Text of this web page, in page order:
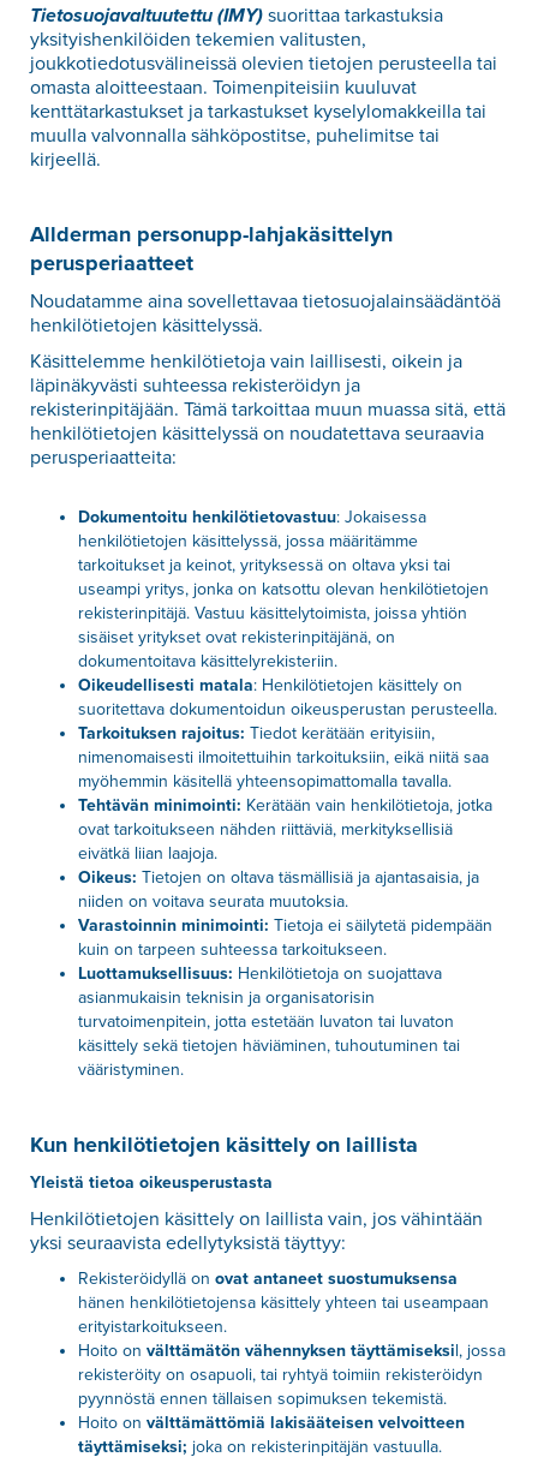
Tietosuojavaltuutettu (IMY) suorittaa tarkastuksia
yksityishenkilöiden tekemien valitusten,
joukkotiedotusvälineissä olevien tietojen perusteella tai
omasta aloitteestaan. Toimenpiteisiin kuuluvat
kenttätarkastukset ja tarkastukset kyselylomakkeilla tai
muulla valvonnalla sähköpostitse, puhelimitse tai
kirjeellä.
Allderman personupp-lahjakäsittelyn
perusperiaatteet
Noudatamme aina sovellettavaa tietosuojalainsäädäntöä
henkilötietojen käsittelyssä.
Käsittelemme henkilötietoja vain laillisesti, oikein ja
läpinäkyvästi suhteessa rekisteröidyn ja
rekisterinpitäjään. Tämä tarkoittaa muun muassa sitä, että
henkilötietojen käsittelyssä on noudatettava seuraavia
perusperiaatteita:
Dokumentoitu henkilötietovastuu: Jokaisessa
henkilötietojen käsittelyssä, jossa määritämme
tarkoitukset ja keinot, yrityksessä on oltava yksi tai
useampi yritys, jonka on katsottu olevan henkilötietojen
rekisterinpitäjä. Vastuu käsittelytoimista, joissa yhtiön
sisäiset yritykset ovat rekisterinpitäjänä, on
dokumentoitava käsittelyrekisteriin.
Oikeudellisesti matala: Henkilötietojen käsittely on
suoritettava dokumentoidun oikeusperustan perusteella.
Tarkoituksen rajoitus: Tiedot kerätään erityisiin,
nimenomaisesti ilmoitettuihin tarkoituksiin, eikä niitä saa
myöhemmin käsitellä yhteensopimattomalla tavalla.
Tehtävän minimointi: Kerätään vain henkilötietoja, jotka
ovat tarkoitukseen nähden riittäviä, merkityksellisiä
eivätkä liian laajoja.
Oikeus: Tietojen on oltava täsmällisiä ja ajantasaisia, ja
niiden on voitava seurata muutoksia.
Varastoinnin minimointi: Tietoja ei säilytetä pidempään
kuin on tarpeen suhteessa tarkoitukseen.
Luottamuksellisuus: Henkilötietoja on suojattava
asianmukaisin teknisin ja organisatorisin
turvatoimenpitein, jotta estetään luvaton tai luvaton
käsittely sekä tietojen häviäminen, tuhoutuminen tai
vääristyminen.
Kun henkilötietojen käsittely on laillista
Yleistä tietoa oikeusperustasta
Henkilötietojen käsittely on laillista vain, jos vähintään
yksi seuraavista edellytyksistä täyttyy:
Rekisteröidyllä on ovat antaneet suostumuksensa
hänen henkilötietojensa käsittely yhteen tai useampaan
erityistarkoitukseen.
Hoito on välttämätön vähennyksen täyttämiseksil, jossa
rekisteröity on osapuoli, tai ryhtyä toimiin rekisteröidyn
pyynnöstä ennen tällaisen sopimuksen tekemistä.
Hoito on välttämättömiä lakisääteisen velvoitteen
täyttämiseksi; joka on rekisterinpitäjän vastuulla.